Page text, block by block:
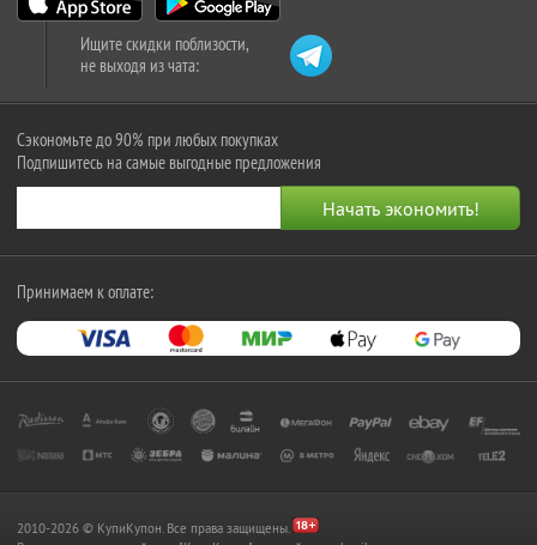
Ищите скидки поблизости,
не выходя из чата:
Сэкономьте до 90% при любых покупках
Подпишитесь на самые выгодные предложения
Принимаем к оплате:
2010-2026 © КупиКупон. Все права защищены.